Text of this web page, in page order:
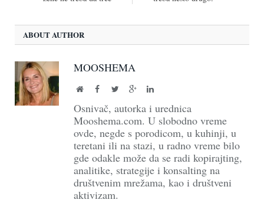
ABOUT AUTHOR
MOOSHEMA
WebsiteFacebook
TwitterGoogle+LinkedIn
Osnivač, autorka i urednica
Mooshema.com. U slobodno vreme
ovde, negde s porodicom, u kuhinji, u
teretani ili na stazi, u radno vreme bilo
gde odakle može da se radi kopirajting,
analitike, strategije i konsalting na
društvenim mrežama, kao i društveni
aktivizam.